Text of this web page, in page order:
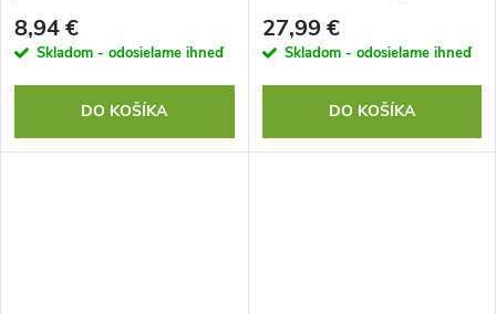
8,94 €
Skladom - odosielame ihneď
DO KOŠÍKA
27,99 €
Skladom - odosielame ihneď
DO KOŠÍKA